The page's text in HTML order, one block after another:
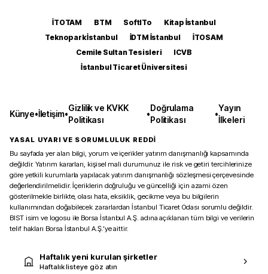
İTOTAM BTM SoftITo
Kitap İstanbul
Teknopark İstanbul
İDTM İstanbul
İTOSAM
Cemile Sultan Tesisleri
ICVB
İstanbul Ticaret Üniversitesi
Künye•İletişim•
Gizlilik ve KVKK
Politikası
•
Doğrulama
Politikası
•
Yayın
İlkeleri
YASAL UYARI VE SORUMLULUK REDDİ
Bu sayfada yer alan bilgi, yorum ve içerikler yatırım danışmanlığı kapsamında
değildir. Yatırım kararları, kişisel mali durumunuz ile risk ve getiri tercihlerinize
göre yetkili kurumlarla yapılacak yatırım danışmanlığı sözleşmesi çerçevesinde
değerlendirilmelidir. İçeriklerin doğruluğu ve güncelliği için azami özen
gösterilmekle birlikte, olası hata, eksiklik, gecikme veya bu bilgilerin
kullanımından doğabilecek zararlardan İstanbul Ticaret Odası sorumlu değildir.
BIST isim ve logosu ile Borsa İstanbul A.Ş. adına açıklanan tüm bilgi ve verilerin
telif hakları Borsa İstanbul A.Ş.’ye aittir.
Haftalık yeni kurulan şirketler
Haftalık listeye göz atın